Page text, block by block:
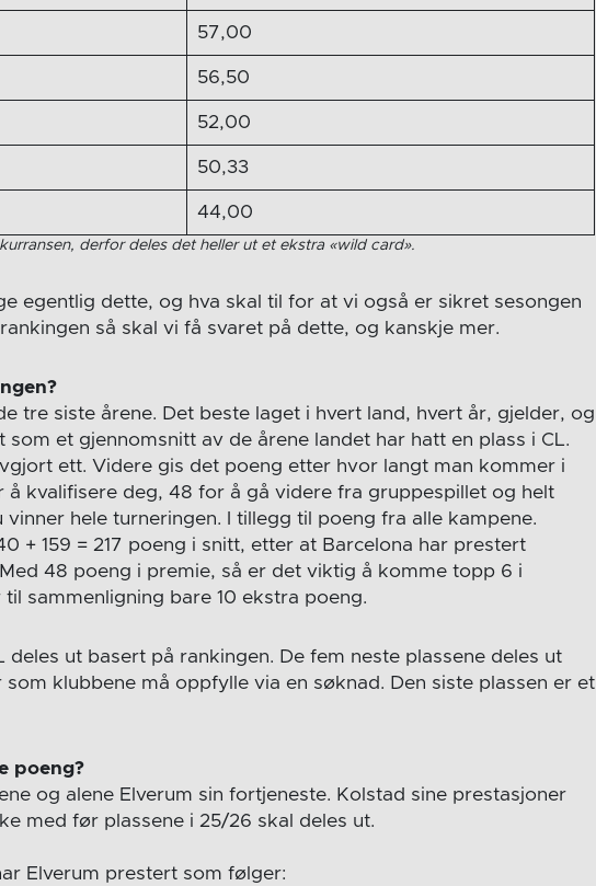
57,00
56,50
52,00
50,33
44,00
derfor deles det heller ut et ekstra «wild card».
egentlig dette, og hva skal til for at vi også er sikret sesongen
så skal vi få svaret på dette, og kanskje mer.
tre siste årene. Det beste laget i hvert land, hvert år, gjelder, og
som et gjennomsnitt av de årene landet har hatt en plass i CL.
ett. Videre gis det poeng etter hvor langt man kommer i
å kvalifisere deg, 48 for å gå videre fra gruppespillet og helt
vinner hele turneringen. I tillegg til poeng fra alle kampene.
+ 159 = 217 poeng i snitt, etter at Barcelona har prestert
48 poeng i premie, så er det viktig å komme topp 6 i
sammenligning bare 10 ekstra poeng.
deles ut basert på rankingen. De fem neste plassene deles ut
klubbene må oppfylle via en søknad. Den siste plassen er et
poeng?
og alene Elverum sin fortjeneste. Kolstad sine prestasjoner
med før plassene i 25/26 skal deles ut.
Elverum prestert som følger: